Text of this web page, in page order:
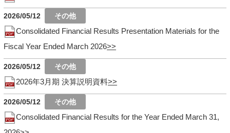
2026/05/12
Consolidated Financial Results Presentation Materials for the
Fiscal Year Ended March 2026
2026/05/12
2026年3月期 決算説明資料
2026/05/12
Consolidated Financial Results for the Year Ended March 31,